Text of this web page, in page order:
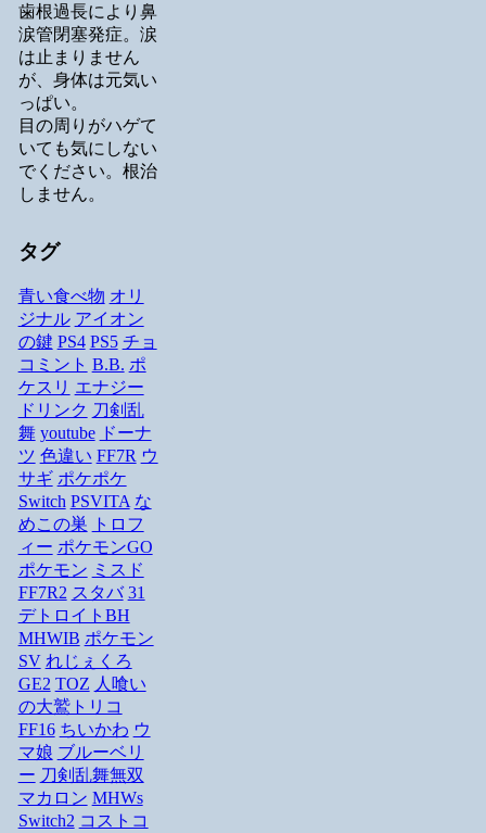
歯根過長により鼻
涙管閉塞発症。涙
は止まりません
が、身体は元気い
っぱい。
目の周りがハゲて
いても気にしない
でください。根治
しません。
タグ
青い食べ物 オリ
ジナル アイオン
の鍵 PS4 PS5 チョ
コミント B.B. ポ
ケスリ エナジー
ドリンク 刀剣乱
舞 youtube
ドーナ
ツ 色違い FF7R ウ
サギ ポケポケ
Switch PSVITA な
めこの巣
トロフ
ィー ポケモンGO
ポケモン ミスド
FF7R2 スタバ 31
デトロイトBH
MHWIB ポケモン
SV れじぇくろ
GE2 TOZ 人喰い
の大鷲トリコ
FF16 ちいかわ ウ
マ娘 ブルーベリ
ー 刀剣乱舞無双
マカロン MHWs
Switch2 コストコ